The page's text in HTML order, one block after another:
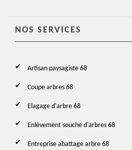
NOS SERVICES
Artisan paysagiste 68
Coupe arbres 68
Elagage d'arbre 68
Enlèvement souche d'arbres 68
Entreprise abattage arbre 68